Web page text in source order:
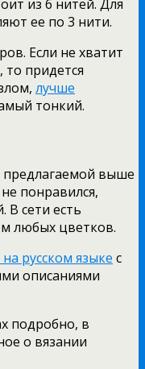
из 6 нитей. Для
ее по 3 нити.
Если не хватит
то придется
лучше
тонкий.
выше
понравился,
В сети есть
любых цветков.
на русском языке с
описаниями
подробно, в
о вязании